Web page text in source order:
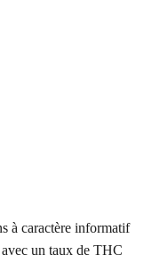
à caractère informatif
un taux de THC